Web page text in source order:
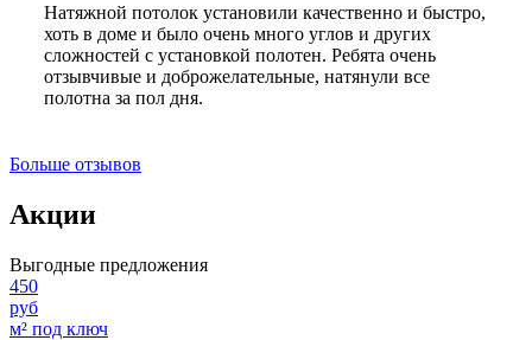
Натяжной потолок установили качественно и быстро,
хоть в доме и было очень много углов и других
сложностей с установкой полотен. Ребята очень
отзывчивые и доброжелательные, натянули все
полотна за пол дня.
Больше отзывов
Акции
Выгодные предложения
450
руб
м² под ключ